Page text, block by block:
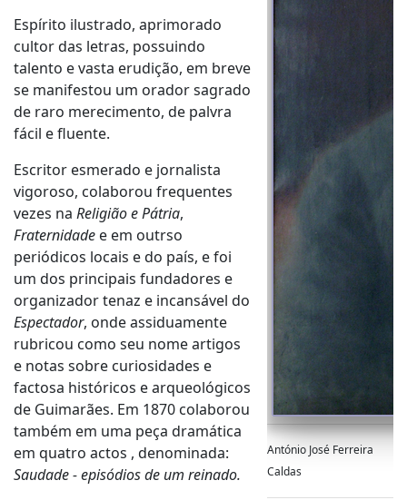
António José Ferreira
Caldas
Espírito ilustrado, aprimorado
cultor das letras, possuindo
talento e vasta erudição, em breve
se manifestou um orador sagrado
de raro merecimento, de palvra
fácil e fluente.
Escritor esmerado e jornalista
vigoroso, colaborou frequentes
vezes na Religião e Pátria,
Fraternidade e em outrso
periódicos locais e do país, e foi
um dos principais fundadores e
organizador tenaz e incansável do
Espectador, onde assiduamente
rubricou como seu nome artigos
e notas sobre curiosidades e
factosa históricos e arqueológicos
de Guimarães. Em 1870 colaborou
também em uma peça dramática
em quatro actos , denominada:
Saudade - episódios de um reinado.